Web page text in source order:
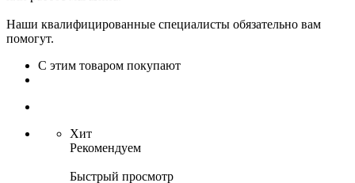
Наши квалифицированные специалисты обязательно вам
помогут.
С этим товаром покупают
Хит
Рекомендуем
Быстрый просмотр